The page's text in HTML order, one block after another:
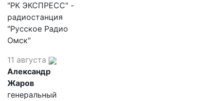
"РК ЭКСПРЕСС" -
радиостанция
"Русское Радио
Омск"
11 августа
Александр
Жаров
генеральный